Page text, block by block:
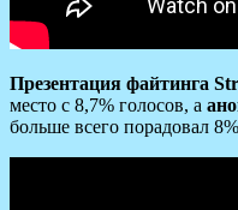
Презентация файтинга
место с 8,7% голосов, а
больше всего порадовал